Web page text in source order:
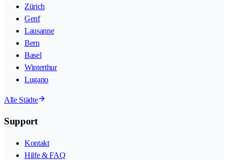
Zürich
Genf
Lausanne
Bern
Basel
Winterthur
Lugano
Alle Städte
Support
Kontakt
Hilfe & FAQ